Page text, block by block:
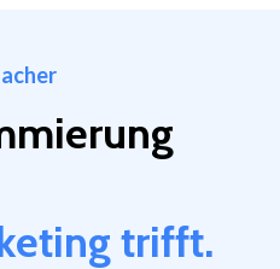
trifft.